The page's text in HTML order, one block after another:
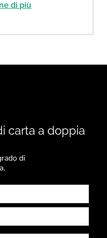
di più
carta a doppia
di